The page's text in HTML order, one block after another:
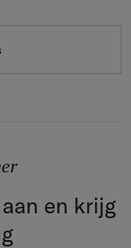
en krijg